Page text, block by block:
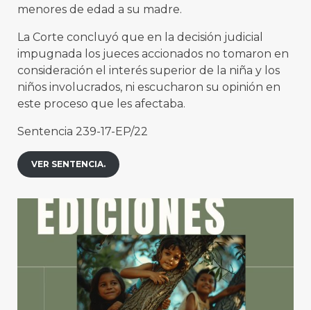
menores de edad a su madre.
La Corte concluyó que en la decisión judicial
impugnada los jueces accionados no tomaron en
consideración el interés superior de la niña y los
niños involucrados, ni escucharon su opinión en
este proceso que les afectaba.
Sentencia 239-17-EP/22
VER SENTENCIA.